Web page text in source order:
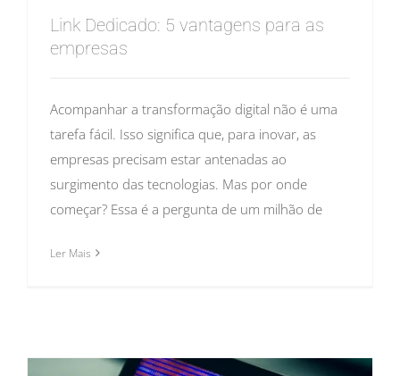
Link Dedicado: 5 vantagens para as
empresas
Acompanhar a transformação digital não é uma
tarefa fácil. Isso significa que, para inovar, as
empresas precisam estar antenadas ao
surgimento das tecnologias. Mas por onde
começar? Essa é a pergunta de um milhão de
Ler Mais